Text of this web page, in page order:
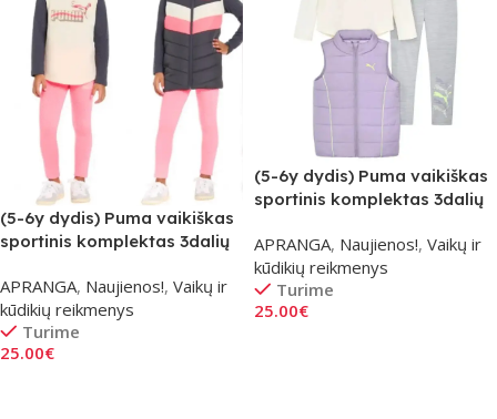
(5-6y dydis) Puma vaikiškas
sportinis komplektas 3dalių
APRANGA, Naujienos!, Vaikų ir
kūdikių reikmenys
Turime
25.00€
(5-6y dydis) Puma vaikiškas
sportinis komplektas 3dalių
APRANGA, Naujienos!, Vaikų ir
kūdikių reikmenys
Turime
25.00€